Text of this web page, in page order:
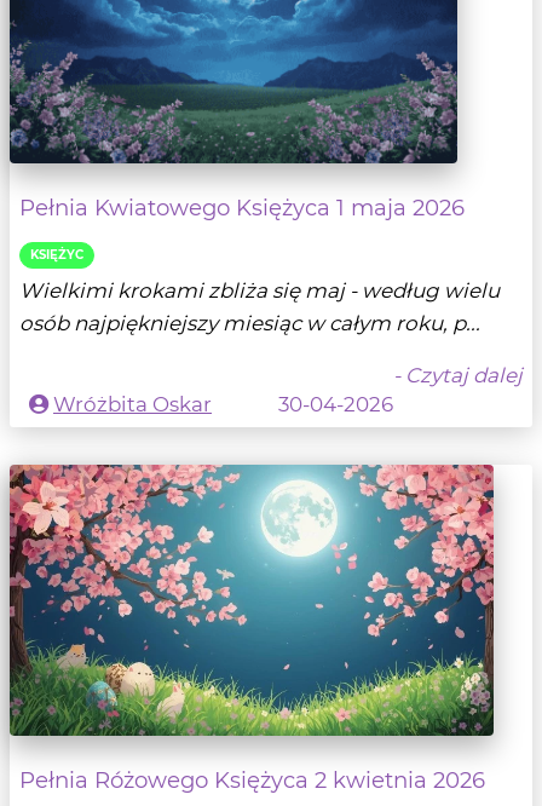
Pełnia Kwiatowego Księżyca 1 maja 2026
KSIĘŻYC
Wielkimi krokami zbliża się maj - według wielu
osób najpiękniejszy miesiąc w całym roku, p...
- Czytaj dalej
Wróżbita Oskar
30-04-2026
Pełnia Różowego Księżyca 2 kwietnia 2026